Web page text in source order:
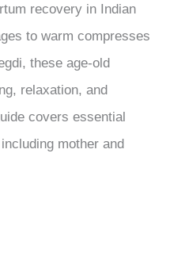
recovery in Indian
to warm compresses
these age-old
relaxation, and
covers essential
mother and